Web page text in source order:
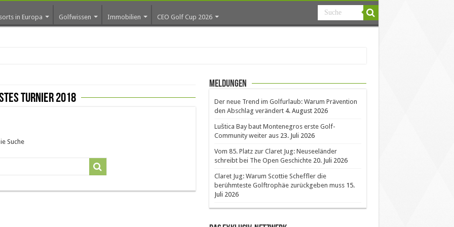
in Europa Golfwissen Immobilien CEO Golf Cup 2026
Turnier 2018
Suche
Meldungen
Der neue Trend im Golfurlaub: Warum Prävention
den Abschlag verändert 4. August 2026
Luštica Bay baut Montenegros erste Golf-
Community weiter aus 23. Juli 2026
Vom 85. Platz zur Claret Jug: Neuseeländer
schreibt bei The Open Geschichte 20. Juli 2026
Claret Jug: Warum Scottie Scheffler die
berühmteste Golftrophäe zurückgeben muss 15.
Juli 2026